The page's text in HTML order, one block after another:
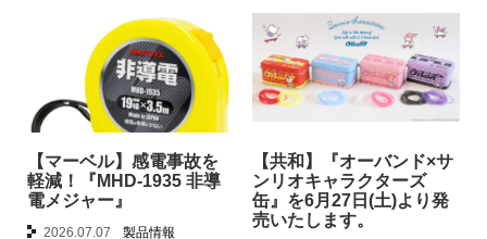
【マーベル】感電事故を
軽減！『MHD-1935 非導
電メジャー』
2026.07.07 製品情報
【共和】『オーバンド×サ
ンリオキャラクターズ
缶』を6月27日(土)より発
売いたします。